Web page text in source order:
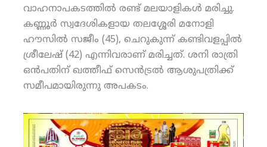
വാഹനാപകടത്തില്‍ രണ്ട് മലയാളികള്‍ മരിച്ചു.
കണ്ണൂര്‍ സ്വദേശികളായ തലശ്ശേരി മനോളി
ഹൗസില്‍ സജീം (45), ചെറുകുന്ന് കണ്ടിവളപ്പില്‍
ശ്രീലേഷ് (42) എന്നിവരാണ് മരിച്ചത്. ശനി രാത്രി
ഒന്‍പതിന് ഖത്തീഫ് സെന്‍ട്രല്‍ ആശുപത്രിക്ക്
സമീപമായിരുന്നു അപകടം.